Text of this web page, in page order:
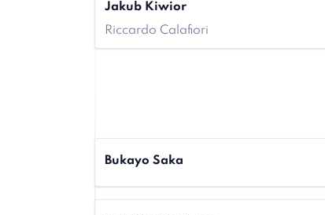
Jakub Kiwior
Riccardo Calafiori
Bukayo Saka